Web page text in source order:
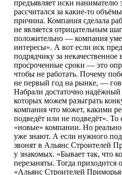
предъявляет иски нанимателю
рассчитался за какие-то
причина. Компания сделала
не является отрицательным
положительно — компания
интересы». А вот если иск
подрядчику за
просроченные сроки — это
чтобы не работать. Почему
не первый год на рынке, —
Набрали достаточно надёжный
которых можем разыграть
компания что может, какими
подведёт или не подведёт». То
«новые» компании. Но
уже знают. А если нужного
звонят в Альянс Строителей
у знакомых. «Бывает так, что
перезаняты. Тогда приходится
«Альянс Строителей